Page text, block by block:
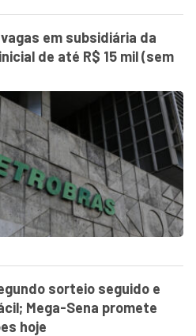
em subsidiária da
de até R$ 15 mil (sem
sorteio seguido e
Mega-Sena promete
hoje